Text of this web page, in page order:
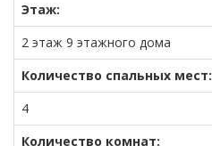
Этаж:
2 этаж 9 этажного дома
Количество спальных мест:
4
Количество комнат: